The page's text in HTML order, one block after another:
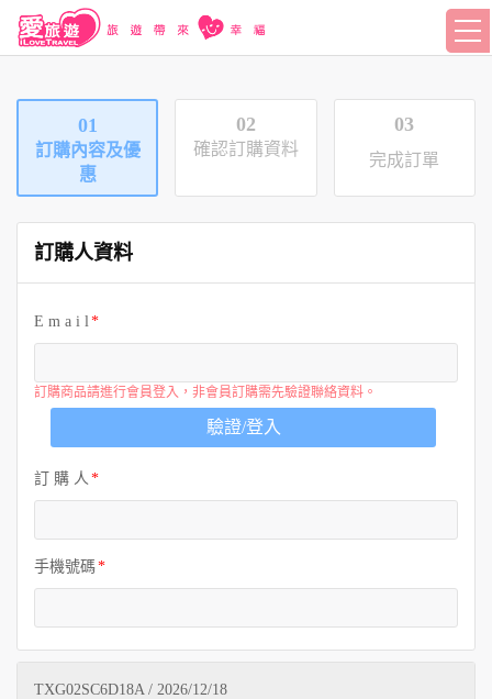
01
訂購內容及優
惠
02
確認訂購資料
03
完成訂單
訂購人資料
E m a i l
訂購商品請進行會員登入，非會員訂購需先驗證聯絡資料。
驗證/登入
訂 購 人
手機號碼
TXG02SC6D18A / 2026/12/18